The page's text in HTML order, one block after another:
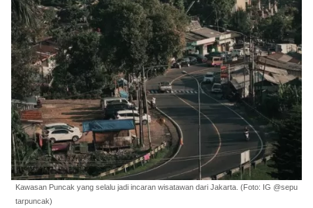
Kawasan Puncak yang selalu jadi incaran wisatawan dari Jakarta. (Foto: IG @sepu
tarpuncak)